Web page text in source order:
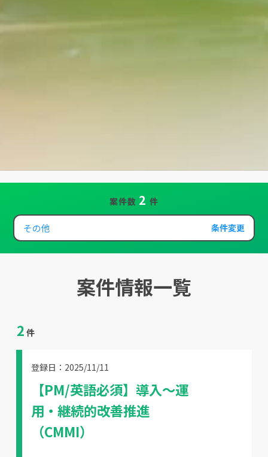
案件数 2 件
その他 条件変更
案件情報一覧
2 件
登録日：2025/11/11
【PM/英語必須】導入～運
用・継続的改善推進
（CMMI）